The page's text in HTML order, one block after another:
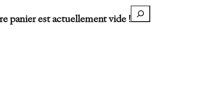
panier est actuellement vide !
Recherche